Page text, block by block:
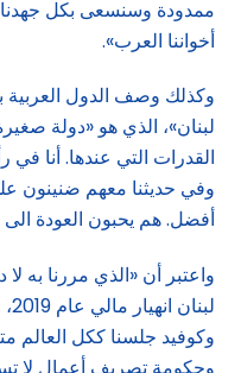
ممدودة وسنسعى بكل جهدنا
أخواننا العرب».
وكذلك وصف الدول العربية
لبنان»، الذي هو «دولة
القدرات التي عندها. أنا في
وفي حديثنا معهم ضنينون
أفضل. هم يحبون العودة الى
واعتبر أن «الذي مررنا به
وكوفيد جلسنا ككل العالم